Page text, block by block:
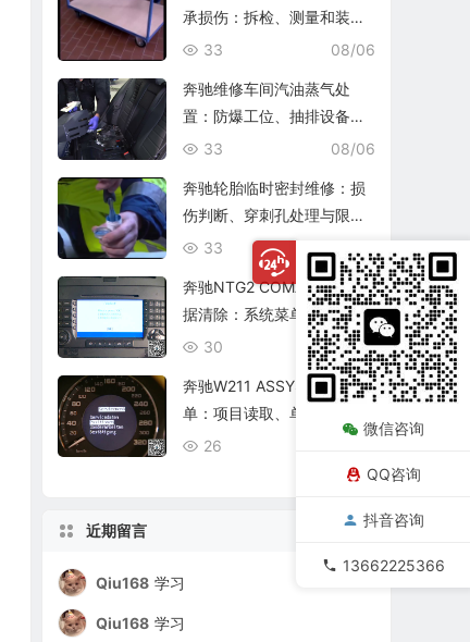
承损伤：拆检、测量和装复
复查
08/06
33
奔驰维修车间汽油蒸气处
置：防爆工位、抽排设备与
燃油收集
08/06
33
奔驰轮胎临时密封维修：损
伤判断、穿刺孔处理与限速
复查
08/06
33
奔驰NTG2 COMAND个人数
据清除：系统菜单、恢复出
厂与结果确认
08/06
30
奔驰W211 ASSYST保养菜
单：项目读取、单项确认与
复位核查
26
近期留言
Qiu168 学习
Qiu168 学习
微信咨询
QQ咨询
抖音咨询
13662225366